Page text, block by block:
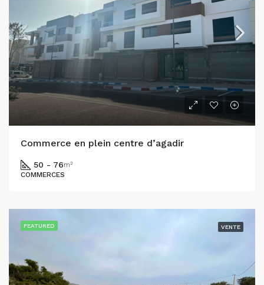
Commerce en plein centre d’agadir
50 - 76m²
COMMERCES
FEATURED VENTE